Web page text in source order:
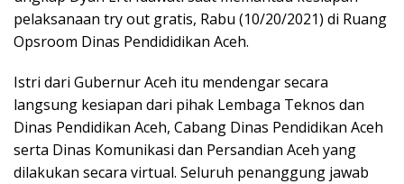
pelaksanaan try out gratis, Rabu (10/20/2021) di Ruang
Opsroom Dinas Pendididikan Aceh.
Istri dari Gubernur Aceh itu mendengar secara
langsung kesiapan dari pihak Lembaga Teknos dan
Dinas Pendidikan Aceh, Cabang Dinas Pendidikan Aceh
serta Dinas Komunikasi dan Persandian Aceh yang
dilakukan secara virtual. Seluruh penanggung jawab